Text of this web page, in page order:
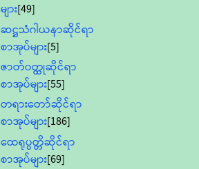
များ[49]
ဆဋ္ဌသံဂါယနာဆိုင်ရာ
စာအုပ်များ[5]
ဇာတ်၀တ္ထုဆိုင်ရာ
စာအုပ်များ[55]
တရားတော်ဆိုင်ရာ
စာအုပ်များ[186]
ထေရုပ္ပတ္တိဆိုင်ရာ
စာအုပ်များ[69]